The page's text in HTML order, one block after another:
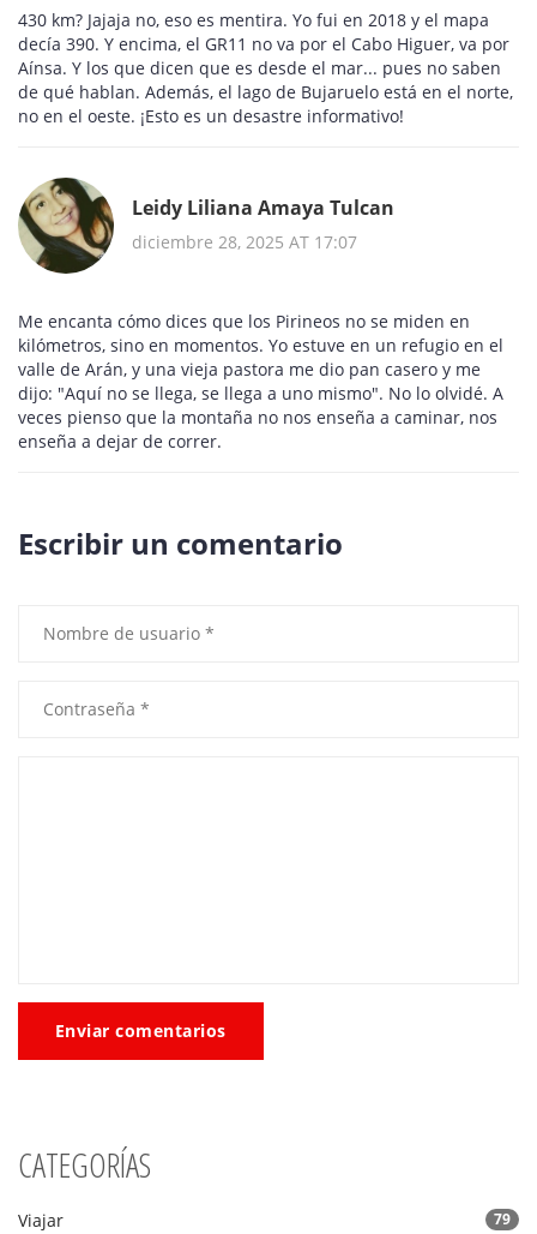
430 km? Jajaja no, eso es mentira. Yo fui en 2018 y el mapa
decía 390. Y encima, el GR11 no va por el Cabo Higuer, va por
Aínsa. Y los que dicen que es desde el mar... pues no saben
de qué hablan. Además, el lago de Bujaruelo está en el norte,
no en el oeste. ¡Esto es un desastre informativo!
Leidy Liliana Amaya Tulcan
diciembre 28, 2025 AT 17:07
Me encanta cómo dices que los Pirineos no se miden en
kilómetros, sino en momentos. Yo estuve en un refugio en el
valle de Arán, y una vieja pastora me dio pan casero y me
dijo: "Aquí no se llega, se llega a uno mismo". No lo olvidé. A
veces pienso que la montaña no nos enseña a caminar, nos
enseña a dejar de correr.
Escribir un comentario
Enviar comentarios
CATEGORÍAS
Viajar 79